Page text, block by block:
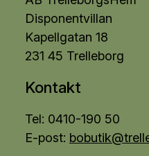
Disponentvillan
Kapellgatan 18
231 45 Trelleborg
Kontakt
Tel: 0410-190 50
E-post: